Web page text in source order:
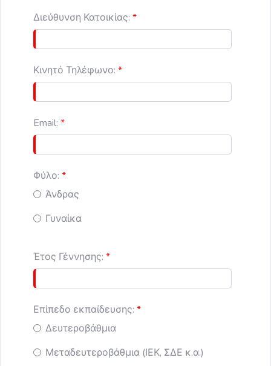
Διεύθυνση Κατοικίας:
Κινητό Τηλέφωνο:
Email:
Φύλο:
Άνδρας
Γυναίκα
Έτος Γέννησης:
Επίπεδο εκπαίδευσης:
Δευτεροβάθμια
Μεταδευτεροβάθμια (ΙΕΚ, ΣΔΕ κ.α.)